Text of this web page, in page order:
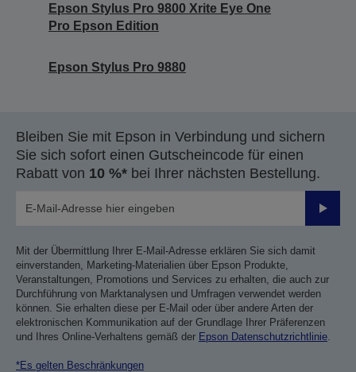
Epson Stylus Pro 9800 Xrite Eye One
Pro Epson Edition
Epson Stylus Pro 9880
Bleiben Sie mit Epson in Verbindung und sichern
Sie sich sofort einen Gutscheincode für einen
Rabatt von 10 %* bei Ihrer nächsten Bestellung.
Mit der Übermittlung Ihrer E-Mail-Adresse erklären Sie sich damit
einverstanden, Marketing-Materialien über Epson Produkte,
Veranstaltungen, Promotions und Services zu erhalten, die auch zur
Durchführung von Marktanalysen und Umfragen verwendet werden
können. Sie erhalten diese per E-Mail oder über andere Arten der
elektronischen Kommunikation auf der Grundlage Ihrer Präferenzen
und Ihres Online-Verhaltens gemäß der Epson Datenschutzrichtlinie
*Es gelten Beschränkungen